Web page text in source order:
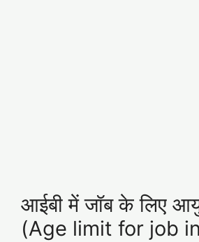
आईबी में जॉब के लिए
(Age limit for job